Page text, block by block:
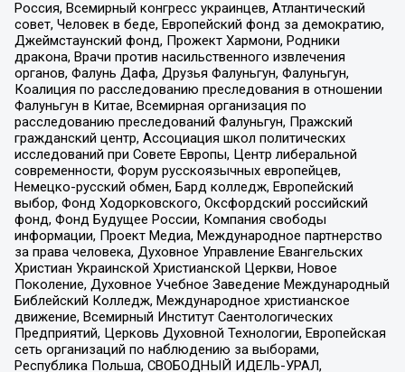
Россия, Всемирный конгресс украинцев, Атлантический
совет, Человек в беде, Европейский фонд за демократию,
Джеймстаунский фонд, Прожект Хармони, Родники
дракона, Врачи против насильственного извлечения
органов, Фалунь Дафа, Друзья Фалуньгун, Фалуньгун,
Коалиция по расследованию преследования в отношении
Фалуньгун в Китае, Всемирная организация по
расследованию преследований Фалуньгун, Пражский
гражданский центр, Ассоциация школ политических
исследований при Совете Европы, Центр либеральной
современности, Форум русскоязычных европейцев,
Немецко-русский обмен, Бард колледж, Европейский
выбор, Фонд Ходорковского, Оксфордский российский
фонд, Фонд Будущее России, Компания свободы
информации, Проект Медиа, Международное партнерство
за права человека, Духовное Управление Евангельских
Христиан Украинской Христианской Церкви, Новое
Поколение, Духовное Учебное Заведение Международный
Библейский Колледж, Международное христианское
движение, Всемирный Институт Саентологических
Предприятий, Церковь Духовной Технологии, Европейская
сеть организаций по наблюдению за выборами,
Республика Польша, СВОБОДНЫЙ ИДЕЛЬ-УРАЛ,